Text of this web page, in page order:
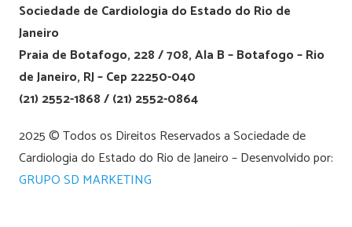
Sociedade de Cardiologia do Estado do Rio de
Janeiro
Praia de Botafogo, 228 / 708, Ala B – Botafogo – Rio
de Janeiro, RJ – Cep 22250-040
(21) 2552-1868 / (21) 2552-0864
2025 © Todos os Direitos Reservados a Sociedade de
Cardiologia do Estado do Rio de Janeiro – Desenvolvido por:
GRUPO SD MARKETING